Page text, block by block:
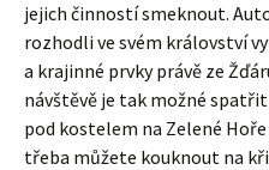
jejich činností smeknout.
rozhodli ve svém království
a krajinné prvky právě ze
návštěvě je tak možné
pod kostelem na Zelené
třeba můžete kouknout na